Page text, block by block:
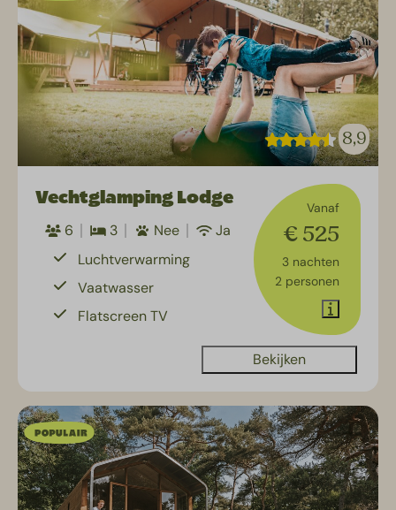
8,9
Vanaf
€ 525
3 nachten
2 personen
Vechtglamping Lodge
6 3 Nee
Ja
Luchtverwarming
Vaatwasser
Flatscreen TV
Bekijken